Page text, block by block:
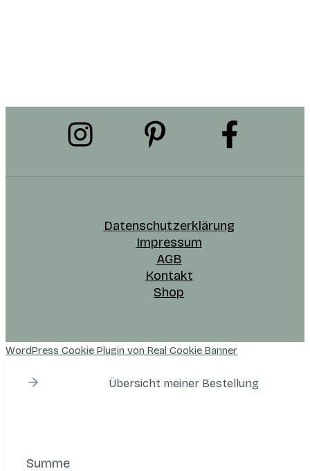
Datenschutzerklärung
Impressum
AGB
Kontakt
Shop
WordPress Cookie Plugin von Real Cookie Banner
Übersicht meiner Bestellung
Summe